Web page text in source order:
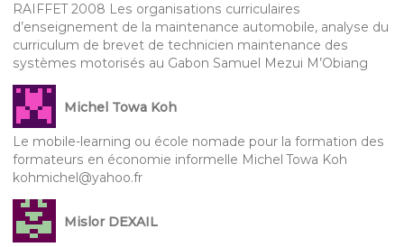
RAIFFET 2008 Les organisations curriculaires
d’enseignement de la maintenance automobile, analyse du
curriculum de brevet de technicien maintenance des
systèmes motorisés au Gabon Samuel Mezui M’Obiang
Michel Towa Koh
Le mobile-learning ou école nomade pour la formation des
formateurs en économie informelle Michel Towa Koh
kohmichel@yahoo.fr
Mislor DEXAIL